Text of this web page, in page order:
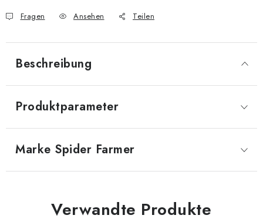
Fragen Ansehen Teilen
Beschreibung
Produktparameter
Marke Spider Farmer
Verwandte Produkte